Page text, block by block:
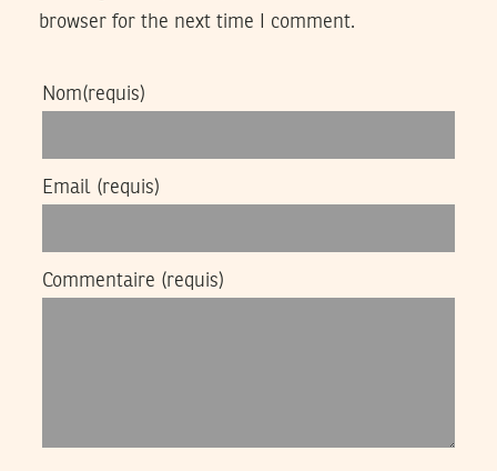
browser for the next time I comment.
Nom(requis)
Email (requis)
Commentaire (requis)